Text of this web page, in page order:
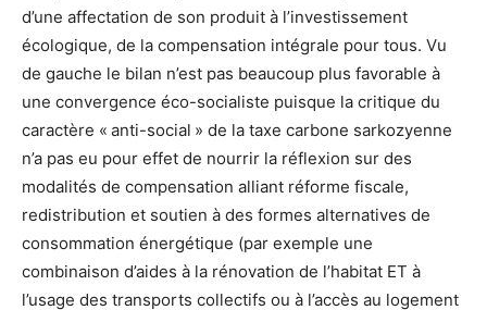
d’une affectation de son produit à l’investissement
écologique, de la compensation intégrale pour tous. Vu
de gauche le bilan n’est pas beaucoup plus favorable à
une convergence éco-socialiste puisque la critique du
caractère « anti-social » de la taxe carbone sarkozyenne
n’a pas eu pour effet de nourrir la réflexion sur des
modalités de compensation alliant réforme fiscale,
redistribution et soutien à des formes alternatives de
consommation énergétique (par exemple une
combinaison d’aides à la rénovation de l’habitat ET à
l’usage des transports collectifs ou à l’accès au logement